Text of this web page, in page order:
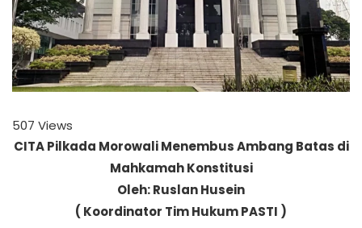
507 Views
CITA Pilkada Morowali Menembus Ambang Batas di
Mahkamah Konstitusi
Oleh: Ruslan Husein
( Koordinator Tim Hukum PASTI )